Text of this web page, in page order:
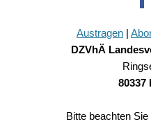
Austragen |
DZVhÄ
80337
Bitte beachten